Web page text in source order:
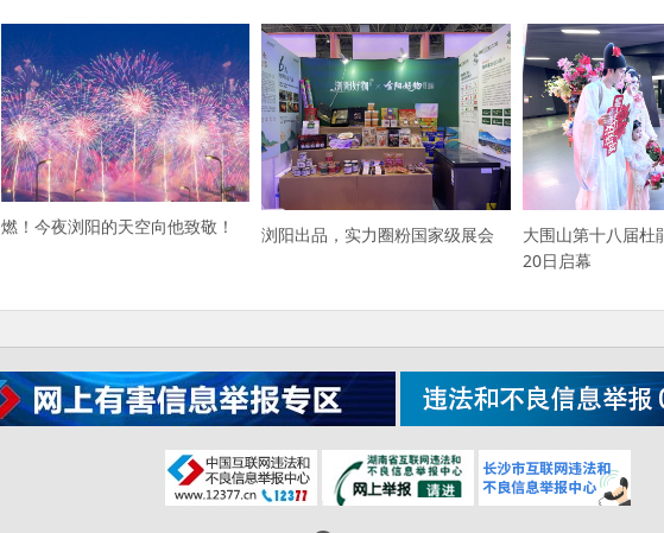
燃！今夜浏阳的天空向他致敬！ 浏阳出品，实力圈粉国家级展会
大围山第十八届杜
20日启幕